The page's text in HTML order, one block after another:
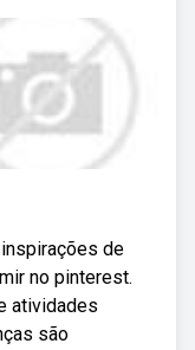
de
no pinterest.
atividades
são